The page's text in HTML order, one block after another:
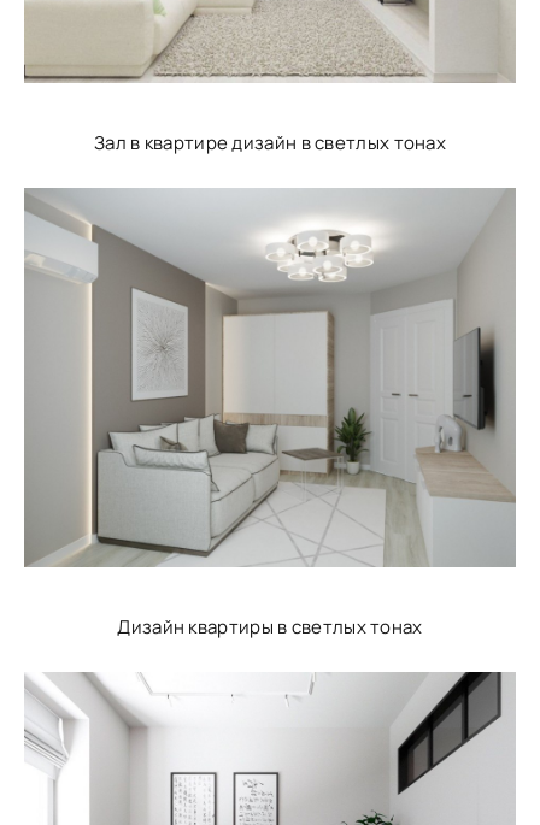
Зал в квартире дизайн в светлых тонах
Дизайн квартиры в светлых тонах